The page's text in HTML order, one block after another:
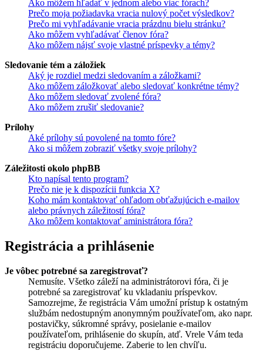
Ako môžem hľadať v jednom alebo viac fórach?
Prečo moja požiadavka vracia nulový počet výsledkov?
Prečo mi vyhľadávanie vracia prázdnu bielu stránku?
Ako môžem vyhľadávať členov fóra?
Ako môžem nájsť svoje vlastné príspevky a témy?
Sledovanie tém a záložiek
Aký je rozdiel medzi sledovaním a záložkami?
Ako môžem záložkovať alebo sledovať konkrétne témy?
Ako môžem sledovať zvolené fóra?
Ako môžem zrušiť sledovanie?
Prílohy
Aké prílohy sú povolené na tomto fóre?
Ako si môžem zobraziť všetky svoje prílohy?
Záležitosti okolo phpBB
Kto napísal tento program?
Prečo nie je k dispozícii funkcia X?
Koho mám kontaktovať ohľadom obťažujúcich e-mailov
alebo právnych záležitostí fóra?
Ako môžem kontaktovať aministrátora fóra?
Registrácia a prihlásenie
Je vôbec potrebné sa zaregistrovať?
Nemusíte. Všetko záleží na administrátorovi fóra, či je
potrebné sa zaregistrovať ku vkladaniu príspevkov.
Samozrejme, že registrácia Vám umožní prístup k ostatným
službám nedostupným anonymným používateľom, ako napr.
postavičky, súkromné správy, posielanie e-mailov
používateľom, prihlásenie do skupín, atď. Vrele Vám teda
registráciu doporučujeme. Zaberie to len chvíľu.